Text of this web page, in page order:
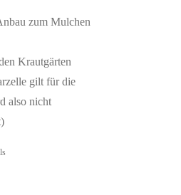
zum Mulchen
Krautgärten
gilt für die
also nicht